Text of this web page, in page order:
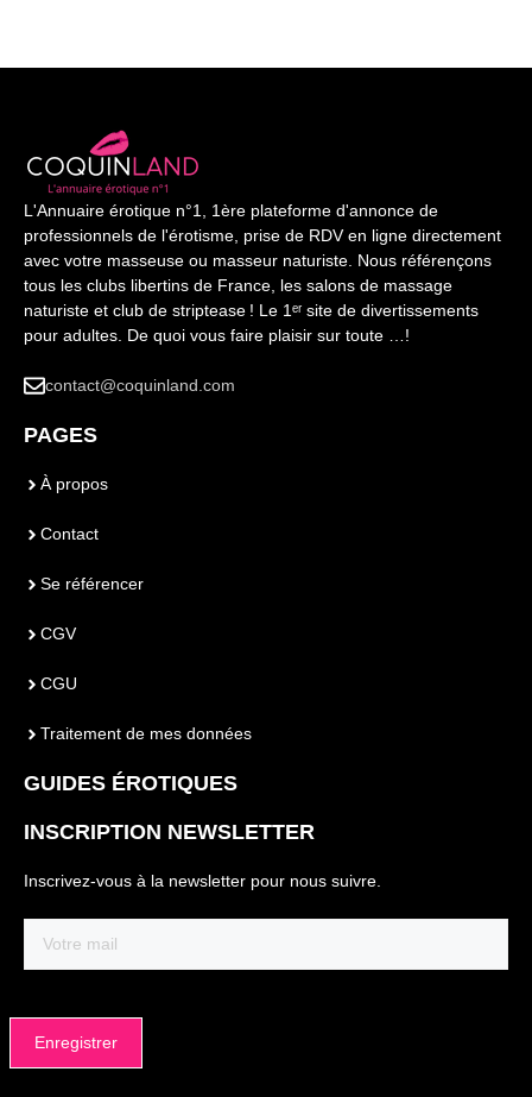
L'Annuaire érotique n°1, 1ère plateforme d'annonce de
professionnels de l'érotisme, prise de RDV en ligne directement
avec votre masseuse ou masseur naturiste. Nous référençons
tous les clubs libertins de France, les salons de massage
naturiste et club de striptease ! Le 1ᵉʳ site de divertissements
pour adultes. De quoi vous faire plaisir sur toute …!
contact@coquinland.com
PAGES
À propos
Contact
Se référencer
CGV
CGU
Traitement de mes données
GUIDES ÉROTIQUES
INSCRIPTION NEWSLETTER
Inscrivez-vous à la newsletter pour nous suivre.